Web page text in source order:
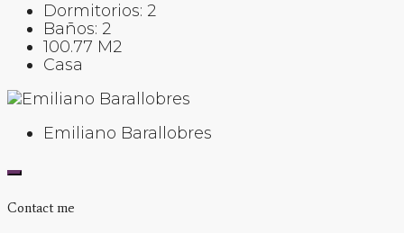
Dormitorios: 2
Baños: 2
100.77 M2
Casa
Emiliano Barallobres
Contact me